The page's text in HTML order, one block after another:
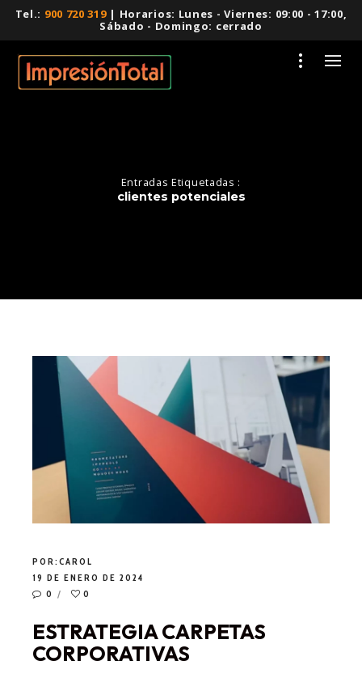
Tel.: 900 720 319| Horarios: Lunes - Viernes: 09:00 - 17:00,
Sábado - Domingo: cerrado
Entradas Etiquetadas :
clientes potenciales
POR:CAROL
19 DE ENERO DE 2024
0
0
ESTRATEGIA CARPETAS
CORPORATIVAS